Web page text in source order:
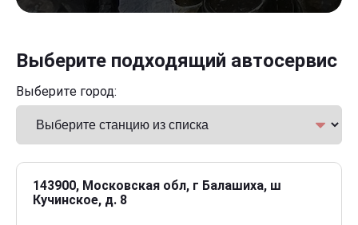
Выберите подходящий автосервис
Выберите город:
143900, Московская обл, г Балашиха, ш
Кучинское, д. 8